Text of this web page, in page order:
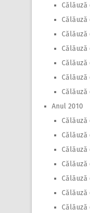
Călăuză
Călăuză
Călăuză
Călăuză
Călăuză
Călăuză
Călăuză
Anul 2010
Călăuză
Călăuză
Călăuză
Călăuză
Călăuză
Călăuză
Călăuză